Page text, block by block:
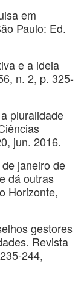
em
Paulo: Ed.
e a ideia
n. 2, p. 325-
pluralidade
jun. 2016.
janeiro de
dá outras
Horizonte,
gestores
Revista
244,